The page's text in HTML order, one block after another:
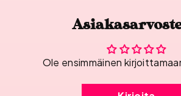
Ole ensimmäinen